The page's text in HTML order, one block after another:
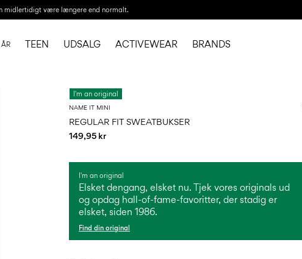
midlertidigt være længere end normalt.
ÅR TEEN UDSALG ACTIVEWEAR BRANDS
I'm an original
NAME IT MINI
REGULAR FIT SWEATBUKSER
149,95 kr
I'm an original
Elsket dengang, elsket nu. Tjek vores originals ud
og opdag hall-of-fame-favoritter, der stadig er
elsket, siden 1986.
Find din original